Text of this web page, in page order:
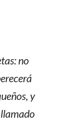
no
y
llamado